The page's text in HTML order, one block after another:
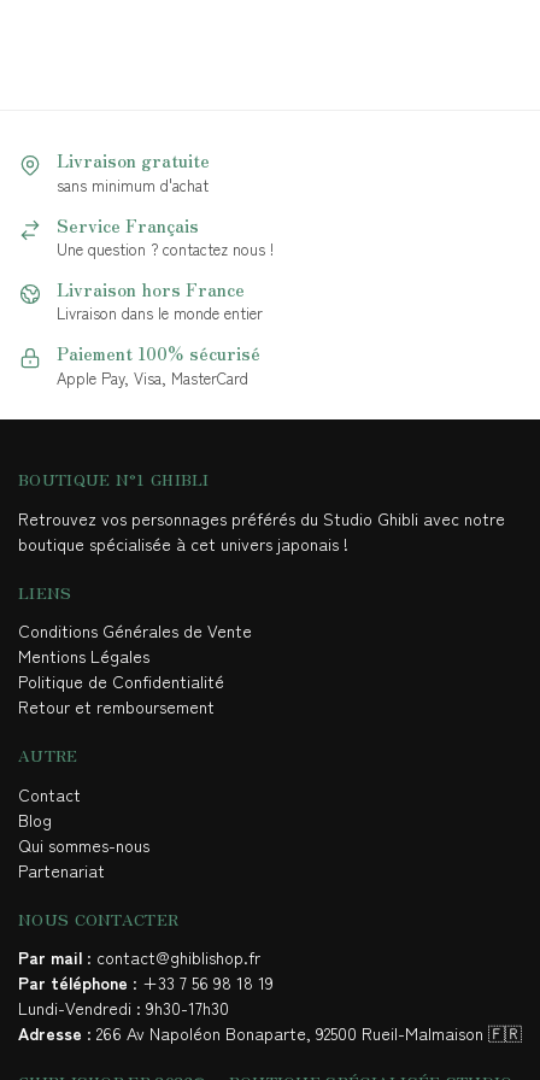
Livraison gratuite
sans minimum d'achat
Service Français
Une question ? contactez nous !
Livraison hors France
Livraison dans le monde entier
Paiement 100% sécurisé
Apple Pay, Visa, MasterCard
BOUTIQUE N°1 GHIBLI
Retrouvez vos personnages préférés du Studio Ghibli avec notre
boutique spécialisée à cet univers japonais !
LIENS
Conditions Générales de Vente
Mentions Légales
Politique de Confidentialité
Retour et remboursement
AUTRE
Contact
Blog
Qui sommes-nous
Partenariat
NOUS CONTACTER
Par mail : contact@ghiblishop.fr
Par téléphone : +33 7 56 98 18 19
Lundi-Vendredi : 9h30-17h30
Adresse : 266 Av Napoléon Bonaparte, 92500 Rueil-Malmaison 🇫🇷